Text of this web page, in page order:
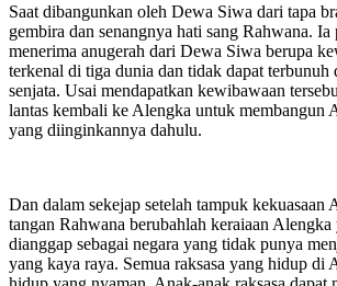
Saat dibangunkan oleh Dewa Siwa dari tapa
gembira dan senangnya hati sang Rahwana. Ia
menerima anugerah dari Dewa Siwa berupa
terkenal di tiga dunia dan tidak dapat terbunuh
senjata. Usai mendapatkan kewibawaan
lantas kembali ke Alengka untuk membangun
yang diinginkannya dahulu.
Dan dalam sekejap setelah tampuk kekuasaan
tangan Rahwana berubahlah keraiaan Alengka
dianggap sebagai negara yang tidak punya
yang kaya raya. Semua raksasa yang hidup di